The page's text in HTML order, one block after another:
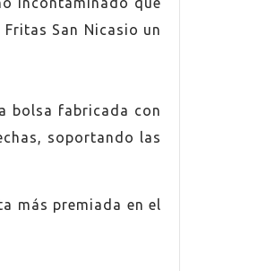
San Nicasio un
bolsa fabricada con
soportando las
más premiada en el